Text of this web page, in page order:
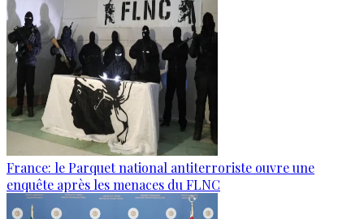
France: le Parquet national antiterroriste ouvre une
enquête après les menaces du FLNC